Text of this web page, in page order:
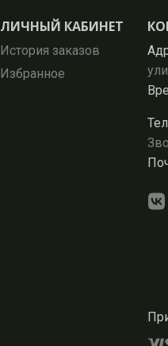
ЛИЧНЫЙ КАБИНЕТ
История заказов
Избранное